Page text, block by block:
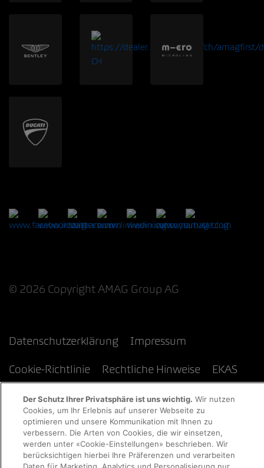
© 2026 Copyright AMAG Group AG
Datenschutzerklärung Impressum
Cookie-Richtlinie Rechtliche Hinweise EKAS
Der Schutz Ihrer Privatsphäre ist uns wichtig. Wir nutzen
Cookies, um Ihr Erlebnis auf unserer Webseite zu
optimieren und unsere Kommunikation mit Ihnen zu
verbessern. Die Arten von Cookies, die wir einsetzen,
werden unter «Cookie-Einstellungen» beschrieben. Wir
berücksichtigen hierbei Ihre Präferenzen und verarbeiten